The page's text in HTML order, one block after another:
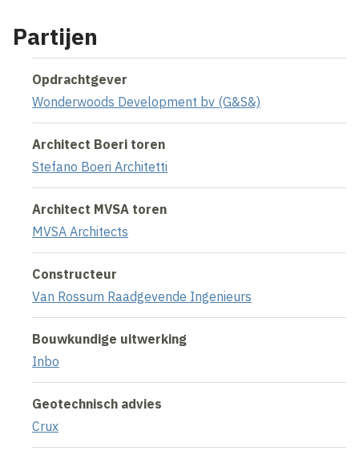
Partijen
Opdrachtgever
Wonderwoods Development bv (G&S&)
Architect Boeri toren
Stefano Boeri Architetti
Architect MVSA toren
MVSA Architects
Constructeur
Van Rossum Raadgevende Ingenieurs
Bouwkundige uitwerking
Inbo
Geotechnisch advies
Crux